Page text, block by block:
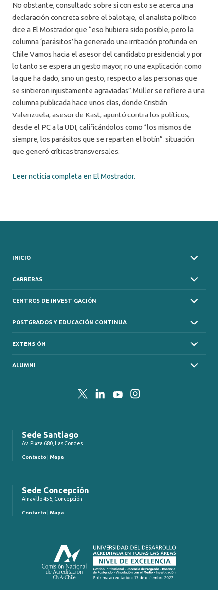
No obstante, consultado sobre si con esto se acerca una
declaración concreta sobre el balotaje, el analista político
dice a El Mostrador que “eso hubiera sido posible, pero la
columna ‘parásitos’ ha generado una irritación profunda en
Chile Vamos hacia el asesor del candidato presidencial y por
lo tanto se espera un gesto mayor, no una explicación como
la que ha dado, sino un gesto, respecto a las personas que
se sintieron injustamente agraviadas”.Müller se refiere a una
columna publicada hace unos días, donde Cristián
Valenzuela, asesor de Kast, apuntó contra los políticos,
desde el PC a la UDI, calificándolos como “los mismos de
siempre, los parásitos que se reparten el botín”, situación
que generó críticas transversales.
Leer noticia completa en El Mostrador.
INICIO
CARRERAS
CENTROS DE INVESTIGACIÓN
POSTGRADOS Y EDUCACIÓN CONTINUA
EXTENSIÓN
ALUMNI
TwitterLinkedInYouTubeInstagram
Sede Santiago
Av. Plaza 680, Las Condes
Contacto Mapa
Sede Concepción
Ainavillo 456, Concepción
Contacto Mapa